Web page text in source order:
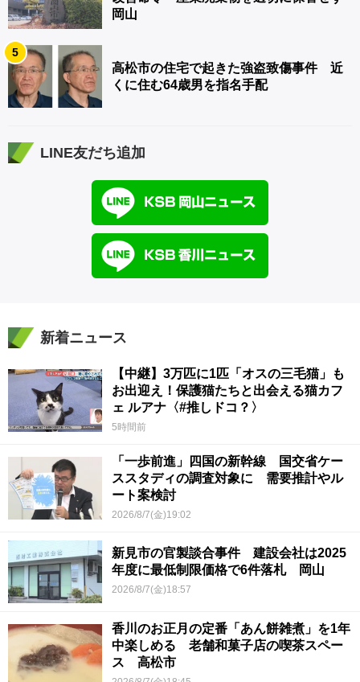
岡山
5
高松市の住宅で起きた強盗致傷事件 近
くに住む64歳男を指名手配
LINE友だち追加
新着ニュース
【中継】3万匹に1匹「オスの三毛猫」も
お出迎え！保護猫たちと出会える猫カフ
ェ ルアナ〈#推しドコ？〉
5時間前
「一歩前進」四国の新幹線 国交省ケー
ススタディの調査対象に 需要推計やル
ート案検討
2026/8/7(金)19:02
新見市の官製談合事件 建設会社は2025
年度に最低制限価格で6件落札 岡山
2026/8/7(金)18:57
香川のお正月の定番「あん餅雑煮」を1年
中楽しめる 老舗和菓子店の喫茶スペー
ス 高松市